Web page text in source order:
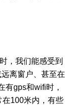
，我们能感受到
离窗户、甚至在
有gps和wifi时，
100米内，有些